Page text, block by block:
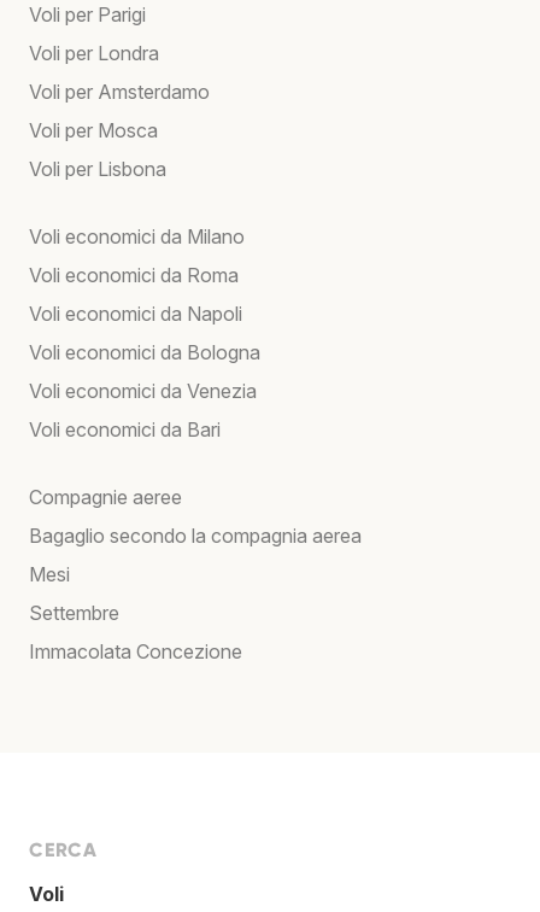
Voli per Parigi
Voli per Londra
Voli per Amsterdamo
Voli per Mosca
Voli per Lisbona
Voli economici da Milano
Voli economici da Roma
Voli economici da Napoli
Voli economici da Bologna
Voli economici da Venezia
Voli economici da Bari
Compagnie aeree
Bagaglio secondo la compagnia aerea
Mesi
Settembre
Immacolata Concezione
CERCA
Voli